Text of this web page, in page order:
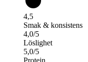
4,5
Smak & konsistens
4,0/5
Löslighet
5,0/5